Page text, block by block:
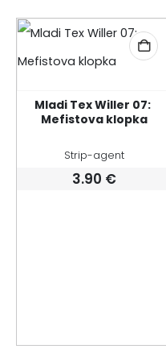
Mladi Tex Willer 07:
Mefistova klopka
Strip-agent
3.90 €